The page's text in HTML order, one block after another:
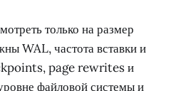
только на размер
WAL, частота вставки и
page rewrites и
файловой системы и